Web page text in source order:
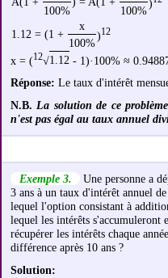
)
100%
100%
1.12 = (1 +
x
)12
100%
x = (12√1.12- 1)·100% ≈
Réponse: Le taux d'intérêt
N.B. La solution de ce
n'est pas égal au taux annuel
Exemple 3.
Une personne a
3 ans à un taux d'intérêt annuel
lequel l'option consistant à
lequel les intérêts s'accumuleront
récupérer les intérêts chaque
différence après 10 ans ?
Solution: